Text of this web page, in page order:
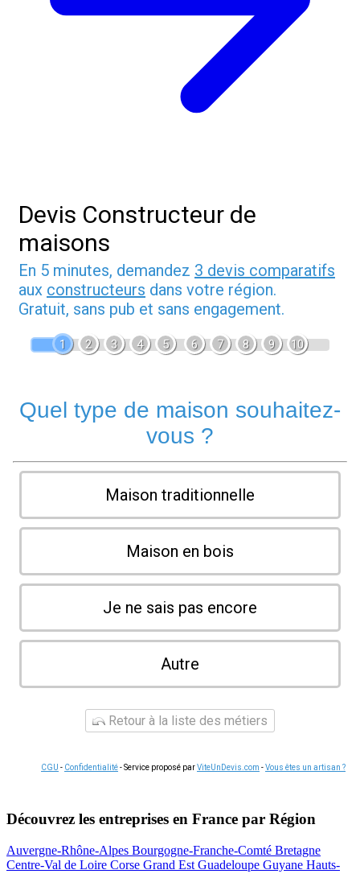
Devis Constructeur de
maisons
En 5 minutes, demandez 3 devis comparatifs
aux constructeurs dans votre région.
Gratuit, sans pub et sans engagement.
1 2 3 4 5 6 7 8 9 10
Quel type de maison souhaitez-
vous ?
Maison traditionnelle
Maison en bois
Je ne sais pas encore
Autre
Retour à la liste des métiers
CGU - Confidentialité- Service proposé parViteUnDevis.com -Vous êtes un artisan ?
Découvrez les entreprises en France par Région
Auvergne-Rhône-Alpes Bourgogne-Franche-Comté Bretagne
Centre-Val de Loire Corse Grand Est Guadeloupe Guyane Hauts-